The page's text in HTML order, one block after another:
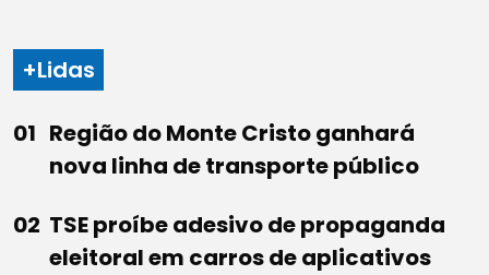
+Lidas
Região do Monte Cristo ganhará
nova linha de transporte público
TSE proíbe adesivo de propaganda
eleitoral em carros de aplicativos